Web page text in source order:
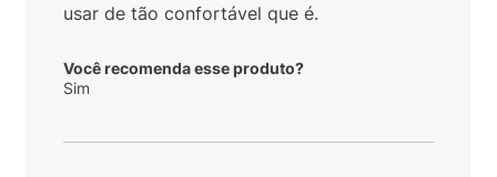
usar de tão confortável que é.
Você recomenda esse produto?
Sim